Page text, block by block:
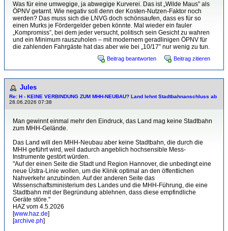
Was für eine umwegige, ja abwegige Kurverei. Das ist „Wilde Maus” als
ÖPNV getarnt. Wie negativ soll denn der Kosten-Nutzen-Faktor noch
werden? Das muss sich die LNVG doch schönsaufen, dass es für so
einen Murks je Fördergelder geben könnte. Mal wieder ein fauler
„Kompromiss”, bei dem jeder versucht, politisch sein Gesicht zu wahren
und ein Minimum rauszuholen – mit modernem geradlinigen ÖPNV für
die zahlenden Fahrgäste hat das aber wie bei „10/17” nur wenig zu tun.
Beitrag beantworten Beitrag zitieren
Jules
Re: H - KEINE VERBINDUNG ZUM MHH-NEUBAU? Land lehnt Stadtbahnanschluss ab
28.06.2026 07:38
Man gewinnt einmal mehr den Eindruck, das Land mag keine Stadtbahn
zum MHH-Gelände.
Das Land will den MHH-Neubau aber keine Stadtbahn, die durch die
MHH geführt wird, weil dadurch angeblich hochsensible Mess-
Instrumente gestört würden.
"Auf der einen Seite die Stadt und Region Hannover, die unbedingt eine
neue Üstra-Linie wollen, um die Klinik optimal an den öffentlichen
Nahverkehr anzubinden. Auf der anderen Seite das
Wissenschaftsministerium des Landes und die MHH-Führung, die eine
Stadtbahn mit der Begründung ablehnen, dass diese empfindliche
Geräte störe."
HAZ vom 4.5.2026
[www.haz.de]
[archive.ph]